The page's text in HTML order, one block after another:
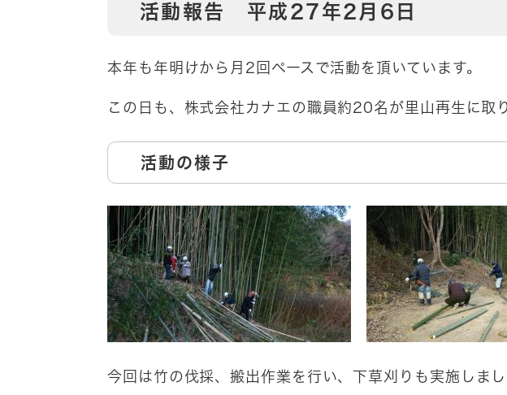
活動報告 平成27年2月6日
本年も年明けから月2回ペースで活動を頂いています。
この日も、株式会社カナエの職員約20名が里山再生に取
活動の様子
今回は竹の伐採、搬出作業を行い、下草刈りも実施しまし